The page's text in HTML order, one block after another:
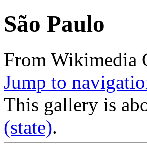
São Paulo
From Wikimedia
Jump to
This gallery is
(state).